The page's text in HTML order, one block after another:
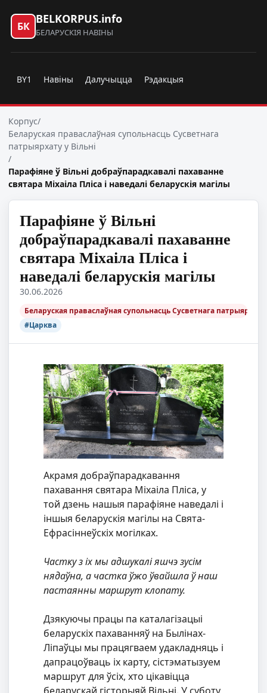
БК
BELKORPUS.info
БЕЛАРУСКІЯ НАВІНЫ
BY1 Навіны Далучыцца Рэдакцыя
Корпус/
Беларуская праваслаўная супольнасць Сусветнага
патрыярхату у Вільні
/
Парафіяне ў Вільні добраўпарадкавалі пахаванне
святара Міхаіла Пліса і наведалі беларускія магілы
Парафіяне ў Вільні
добраўпарадкавалі пахаванне
святара Міхаіла Пліса і
наведалі беларускія магілы
30.06.2026
Беларуская праваслаўная супольнасць Сусветнага патрыярхату
#Царква
Акрамя добраўпарадкавання
пахавання святара Міхаіла Пліса, у
той дзень нашыя парафіяне наведалі і
іншыя беларускія магілы на Свята-
Ефрасіннеўскіх могілках.
Частку з іх мы адшукалі яшчэ зусім
нядаўна, а частка ўжо ўвайшла ў наш
пастаянны маршрут клопату.
Дзякуючы працы па каталагізацыі
беларускіх пахаванняў на Былінах-
Ліпаўцы мы працягваем удакладняць і
дапрацоўваць іх карту, сістэматызуем
маршрут для ўсіх, хто цікавіцца